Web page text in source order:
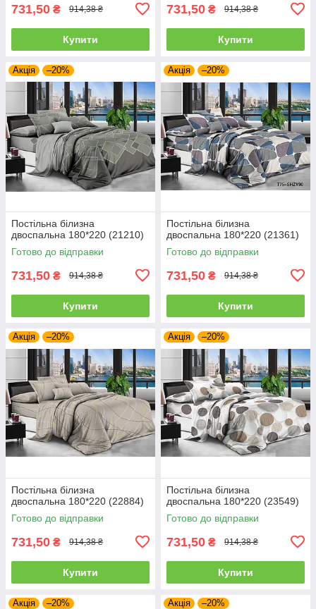
731,50 ₴ 914,38 ₴
Купити
731,50 ₴ 914,38 ₴
Купити
Акція –20%
Постільна білизна
двоспальна 180*220 (21210)
Готово до відправки
731,50 ₴ 914,38 ₴
Купити
Акція –20%
Постільна білизна
двоспальна 180*220 (21361)
Готово до відправки
731,50 ₴ 914,38 ₴
Купити
Акція –20%
Постільна білизна
двоспальна 180*220 (22884)
Готово до відправки
731,50 ₴ 914,38 ₴
Купити
Акція –20%
Постільна білизна
двоспальна 180*220 (23549)
Готово до відправки
731,50 ₴ 914,38 ₴
Купити
Акція –20% Акція –20%